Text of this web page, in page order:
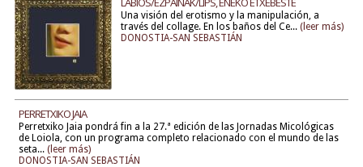
Una visión del erotismo y la manipulación, a
través del collage. En los baños del Ce... (leer más)
DONOSTIA-SAN SEBASTIÁN
PERRETXIKO JAIA
Perretxiko Jaia pondrá fin a la 27.ª edición de las Jornadas Micológicas
de Loiola, con un programa completo relacionado con el mundo de las
seta... (leer más)
DONOSTIA-SAN SEBASTIÁN